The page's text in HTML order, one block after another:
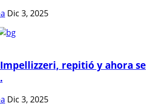
Dic 3, 2025
repitió y ahora se
Dic 3, 2025